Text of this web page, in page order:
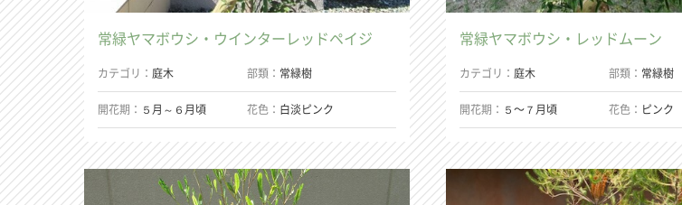
常緑ヤマボウシ・ウインターレッドペイジ
カテゴリ 庭木 部類 常緑樹
開花期 ５月～６月頃 花色 白淡ピンク
常緑ヤマボウシ・レッドムーン
カテゴリ 庭木 部類 常緑樹
開花期 ５〜７月頃 花色 ピンク